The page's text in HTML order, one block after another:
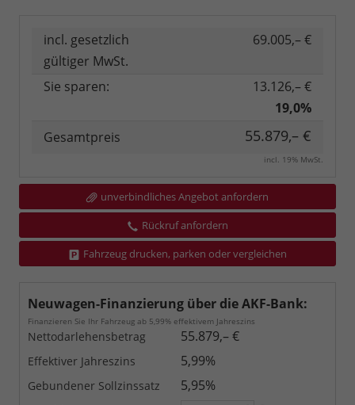
incl. gesetzlich
gültiger MwSt.
69.005,– €
Sie sparen:
13.126,– €
19,0%
Gesamtpreis
55.879,– €
incl. 19% MwSt.
unverbindliches Angebot anfordern
Rückruf anfordern
Fahrzeug drucken, parken oder vergleichen
Neuwagen-Finanzierung über die AKF-Bank:
Finanzieren Sie Ihr Fahrzeug ab 5,99% effektivem Jahreszins
Nettodarlehensbetrag 55.879,– €
Effektiver Jahreszins 5,99%
Gebundener Sollzinssatz 5,95%